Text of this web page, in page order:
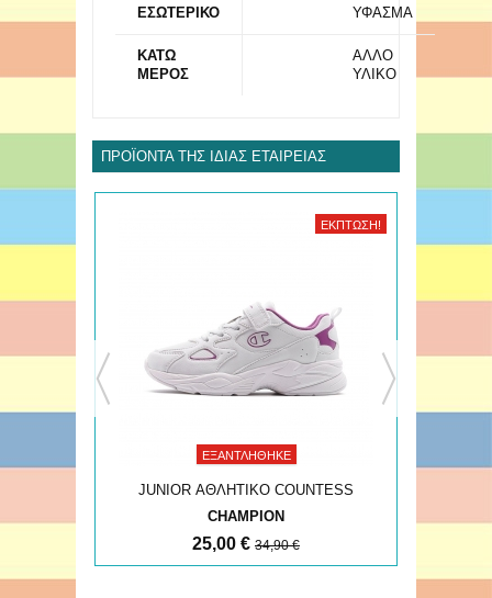
ΕΣΩΤΕΡΙΚΟ ΥΦΑΣΜΑ
ΚΑΤΩ
ΜΕΡΟΣ
ΑΛΛΟ
ΥΛΙΚΟ
ΠΡΟΪΌΝΤΑ ΤΗΣ ΊΔΙΑΣ ΕΤΑΙΡΕΊΑΣ
ΈΚΠΤΩΣΗ!
ΕΞΑΝΤΛΉΘΗΚΕ
JUNIOR ΑΘΛΗΤΙΚΟ COUNTESS
CHAMPION
25,00 € 34,90 €